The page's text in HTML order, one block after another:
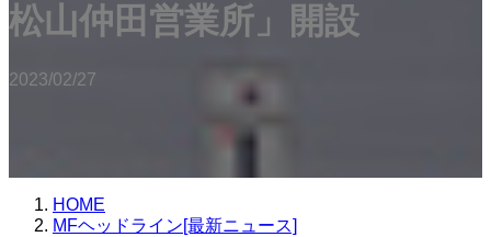
松山仲田営業所」開設
2023/02/27
HOME
MFヘッドライン[最新ニュース]